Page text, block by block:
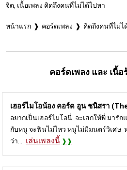
จิต, เนื้อเพลง คิดถึงคนที่ไม่ได้ไปหา
หน้าแรก คอร์ดเพลง คิดถึงคนที่ไม่ไ
คอร์ดเพลง และ เนื้
เฮอร์ไมโอน้อง คอร์ด อูน ชนิสรา
อยากเป็นเฮอร์ไมโอนี่ จะเสกให้พี่ มารั
กับหนู จะฟินไม่ไหว หนูไม่มีมนตร์วิเศษ
ว่า...
เล่นเพลงนี้